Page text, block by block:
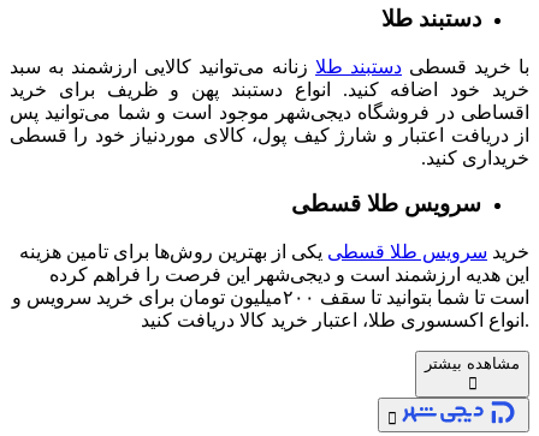
دستبند طلا
با خرید قسطی دستبند طلا زنانه می‌توانید کالایی ارزشمند به سبد
خرید خود اضافه کنید. انواع دستبند پهن و ظریف برای خرید
اقساطی در فروشگاه دیجی‌شهر موجود است و شما می‌توانید پس
از دریافت اعتبار و شارژ کیف پول، کالای موردنیاز خود را قسطی
خریداری کنید.
سرویس طلا قسطی
خرید سرویس طلا قسطی یکی از بهترین روش‌ها برای تامین هزینه
این هدیه ارزشمند است و دیجی‌شهر این فرصت را فراهم کرده
است تا شما بتوانید تا سقف ۲۰۰میلیون تومان برای خرید سرویس و
انواع اکسسوری‌ طلا، اعتبار خرید کالا دریافت کنید.
مشاهده بیشتر